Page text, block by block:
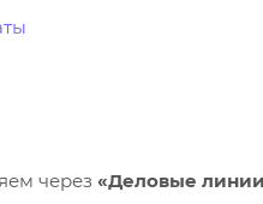
через «Деловые